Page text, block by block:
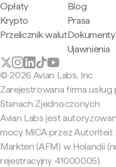
Opłaty
Krypto
Przelicznik walut
Blog
Prasa
Ujawnienia
© 2026 Avian Labs, Inc
Zarejestrowana firma
Stanach Zjednoczonych
Avian Labs jest
mocy MiCA przez Autoriteit
Markten (AFM) w Holandii
rejestracyjny 41000005).